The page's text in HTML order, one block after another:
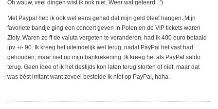
Oh wauw, veel dingen wist ik ook niet. Weer wat geleerd. :’)
Met Paypal heb ik ook wel eens gehad dat mijn geld bleef hangen. Mijn
favoriete bandje ging een concert geven in Polen en de VIP tickets waren
Zloty. Waren ze ff de valuta vergeten te veranderen, had ik 400 euro betaald
ipv +/- 90. Ik kreeg het uiteindelijk wel terug, nadat PayPal het vast had
gehouden, maar niet op mijn bankrekening. Ik kreeg het als PayPal saldo
terug. Geen idee of ik het destijds kon laten terug storten of niet, maar dat
was bést irritant want zoveel bestelde ik niet op PayPal, haha.